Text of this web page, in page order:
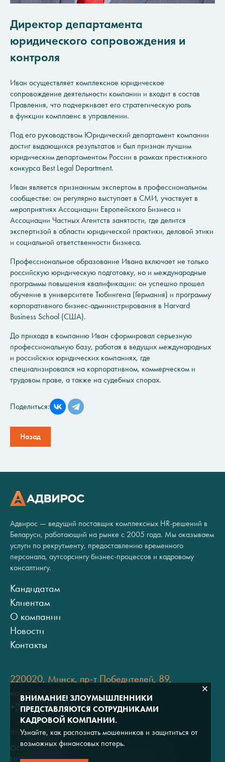
Директор департамента
юридического сопровождения и
контроля
Иван осуществляет комплексное юридическое
сопровождение деятельности компании и входит в состав
Правления, что подчеркивает его стратегическую роль
в функции комплаенс в управлении.
Под его руководством Юридический департамент компании
достиг выдающихся результатов и был признан лучшим
юридическим департаментом России в рамках престижного
конкурса Best Legal Department.
Иван является признанным экспертом в профессиональном
сообществе: он регулярно выступает в СМИ, участвует в
мероприятиях Ассоциации Европейского Бизнеса и
Ассоциации Частных Агентств занятости, где делится
экспертизой в области юридической практики, деловой этики
и социальной ответственности бизнеса.
Профессиональное образование Ивана включает не только
российскую юридическую подготовку, но и международные
программы повышения квалификации: он успешно прошел
обучение в университете Тюбингена (Германия) и программу
корпоративного бизнес-администрирования в Harvard
Business School (США).
До прихода в компанию Иван сформировал серьезную
профессиональную базу, работая в ведущих международных
и российских юридических компаниях, где
специализировался на корпоративном, коммерческом и
трудовом праве, а также на судебных спорах.
Поделиться:
Назад
Адвирос — ведущий поставщик комплексных HR-решений в
Беларуси, работающий на рынке с 2005 года. Мы оказываем
услуги по рекрутменту, предоставлению временного
персонала, аутсорсингу бизнес-процессов и кадровому
консалтингу.
Кандидатам
Клиентам
О компании
Новости
Контакты
220020, Минск, пр-т Победителей, 89,
корпус 3, офис 11
+375 (17) 334 80 07
minsk@adviros.by
ООО "Адвирос"
ИНН 7714572528 / ОГРН 1047796766380
ВНИМАНИЕ! ЗЛОУМЫШЛЕННИКИ
ПРЕДСТАВЛЯЮТСЯ СОТРУДНИКАМИ
КАДРОВОЙ КОМПАНИИ.
Узнайте, как распознать мошенников и защититься от
возможных финансовых потерь.